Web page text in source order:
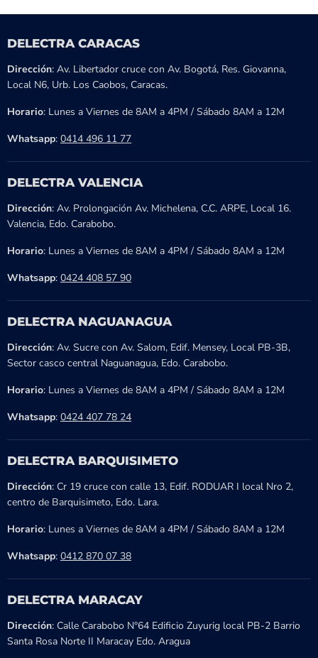
DELECTRA CARACAS
Dirección: Av. Libertador cruce con Av. Bogotá, Res. Giovanna,
Local N6, Urb. Los Caobos, Caracas.
Horario: Lunes a Viernes de 8AM a 4PM / Sábado 8AM a 12M
Whatsapp: 0414 496 11 77
DELECTRA VALENCIA
Dirección: Av. Prolongación Av. Michelena, C.C. ARPE, Local 16.
Valencia, Edo. Carabobo.
Horario: Lunes a Viernes de 8AM a 4PM / Sábado 8AM a 12M
Whatsapp: 0424 408 57 90
DELECTRA NAGUANAGUA
Dirección: Av. Sucre con Av. Salom, Edif. Mensey, Local PB-3B,
Sector casco central Naguanagua, Edo. Carabobo.
Horario: Lunes a Viernes de 8AM a 4PM / Sábado 8AM a 12M
Whatsapp: 0424 407 78 24
DELECTRA BARQUISIMETO
Dirección: Cr 19 cruce con calle 13, Edif. RODUAR I local Nro 2,
centro de Barquisimeto, Edo. Lara.
Horario: Lunes a Viernes de 8AM a 4PM / Sábado 8AM a 12M
Whatsapp: 0412 870 07 38
DELECTRA MARACAY
Dirección: Calle Carabobo N°64 Edificio Zuyurig local PB-2 Barrio
Santa Rosa Norte II Maracay Edo. Aragua